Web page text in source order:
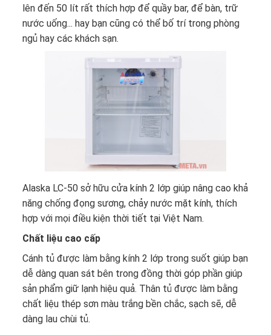
lên đến 50 lít rất thích hợp để quầy bar, để bàn, trữ
nước uống... hay bạn cũng có thể bố trí trong phòng
ngủ hay các khách sạn.
Alaska LC-50 sở hữu cửa kính 2 lớp giúp nâng cao khả
năng chống đọng sương, chảy nước mặt kính, thích
hợp với mọi điều kiện thời tiết tại Việt Nam.
Chất liệu cao cấp
Cánh tủ được làm bằng kính 2 lớp trong suốt giúp bạn
dễ dàng quan sát bên trong đồng thời góp phần giúp
sản phẩm giữ lạnh hiệu quả. Thân tủ được làm bằng
chất liệu thép sơn màu trắng bền chắc, sạch sẽ, dễ
dàng lau chùi tủ.